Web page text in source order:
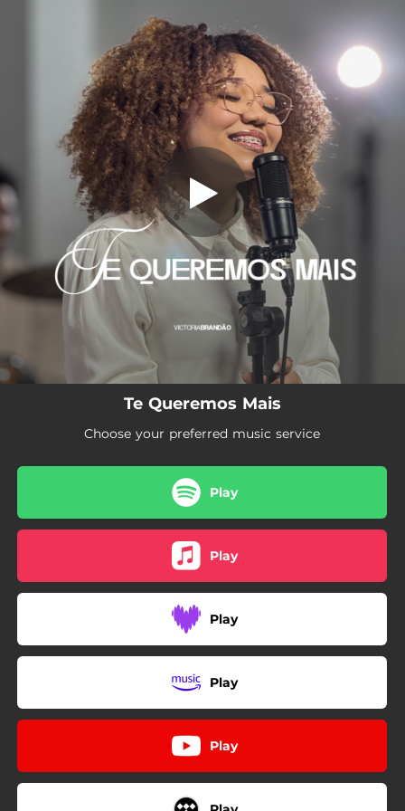
You're all set!
Te Queremos Mais
Te Queremos Mais
Te Queremos Mais
Choose your preferred music service
Play
Play
Play
Play
Play